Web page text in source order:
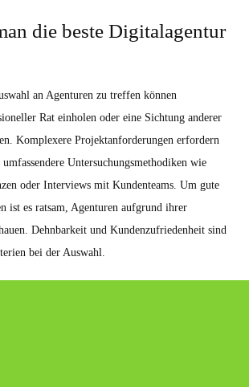
die beste Digitalagentur
an Agenturen zu treffen können
Rat einholen oder eine Sichtung anderer
Komplexere Projektanforderungen erfordern
Untersuchungsmethodiken wie
oder Interviews mit Kundenteams. Um gute
ist es ratsam, Agenturen aufgrund ihrer
Dehnbarkeit und Kundenzufriedenheit sind
bei der Auswahl.